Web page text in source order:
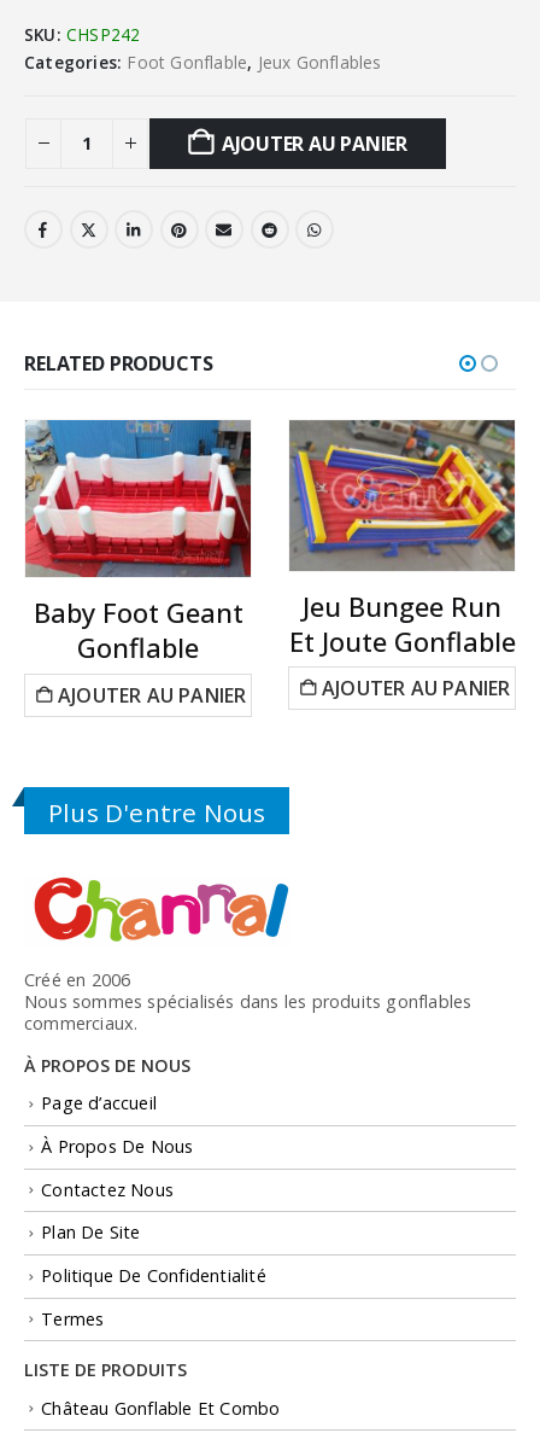
SKU: CHSP242
Categories: Foot Gonflable, Jeux Gonflables
AJOUTER AU PANIER
RELATED PRODUCTS
Baby Foot Geant
Gonflable
AJOUTER AU PANIER
Jeu Bungee Run
Et Joute Gonflable
AJOUTER AU PANIER
Plus D'entre Nous
Créé en 2006
Nous sommes spécialisés dans les produits gonflables
commerciaux.
À PROPOS DE NOUS
Page d’accueil
À Propos De Nous
Contactez Nous
Plan De Site
Politique De Confidentialité
Termes
LISTE DE PRODUITS
Château Gonflable Et Combo